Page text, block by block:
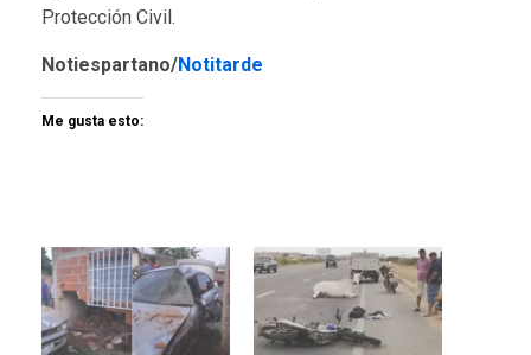
Protección Civil.
Notiespartano/Notitarde
Me gusta esto: